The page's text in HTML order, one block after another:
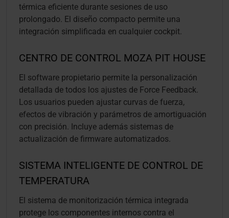
térmica eficiente durante sesiones de uso
prolongado. El diseño compacto permite una
integración simplificada en cualquier cockpit.
CENTRO DE CONTROL MOZA PIT HOUSE
El software propietario permite la personalización
detallada de todos los ajustes de Force Feedback.
Los usuarios pueden ajustar curvas de fuerza,
efectos de vibración y parámetros de amortiguación
con precisión. Incluye además sistemas de
actualización de firmware automatizados.
SISTEMA INTELIGENTE DE CONTROL DE
TEMPERATURA
El sistema de monitorización térmica integrada
protege los componentes internos contra el